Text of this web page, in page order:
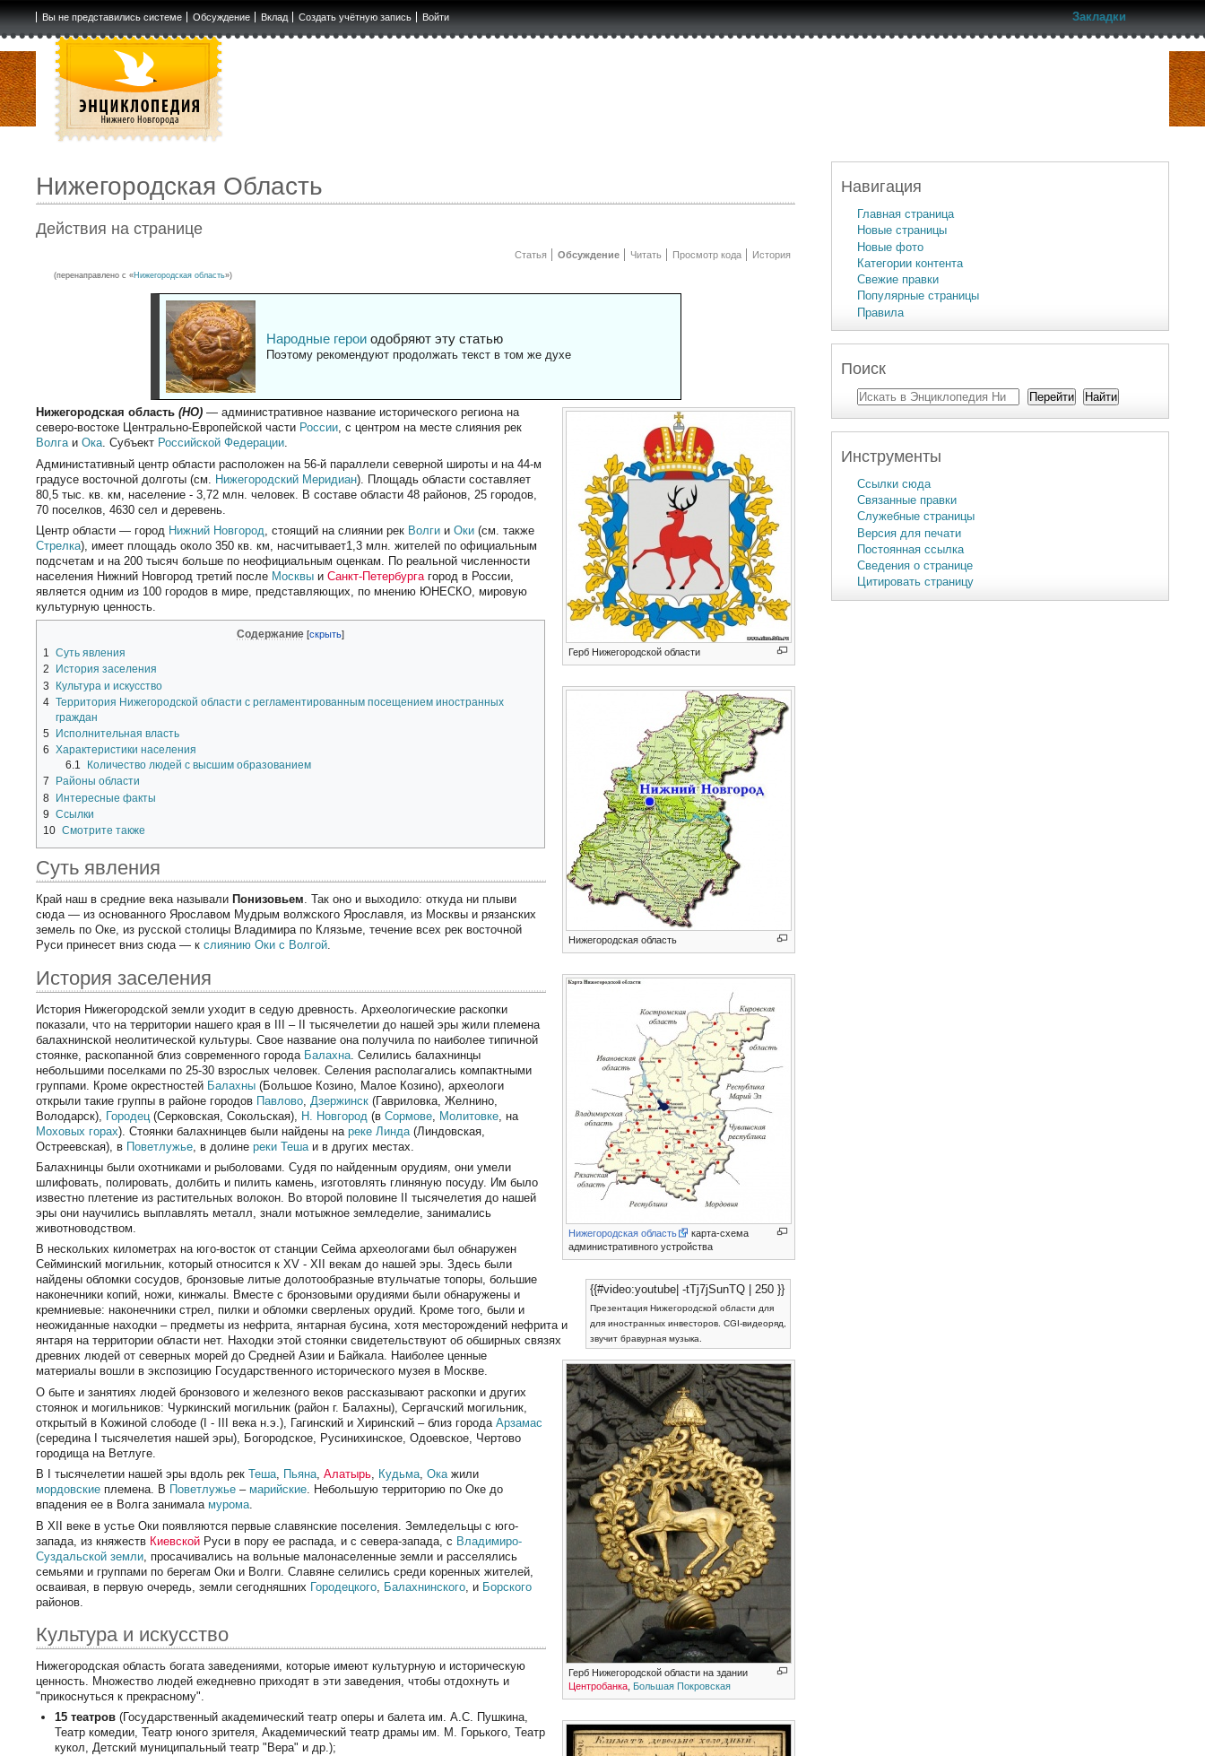
Вы не представились системе Обсуждение Вклад Создать учётную запись Войти Закладки
Нижегородская Область
Действия на странице
Статья Обсуждение Читать Просмотр кода История
(перенаправлено с «Нижегородская область»)
Народные героиодобряют эту статью
Поэтому рекомендуют продолжать текст в том же духе
Герб Нижегородской области
Нижегородская область
Нижегородская область
карта-схема
административного устройства
{{#video:youtube| -tTj7jSunTQ | 250 }}
Презентация Нижегородской области для
для иностранных инвесторов. CGI-видеоряд,
звучит бравурная музыка.
Герб Нижегородской области на здании
Центробанка Большая Покровская
Нижегородская область(НО) — административное название исторического региона на
северо-востоке Центрально-Европейской части России, с центром на месте слияния рек
ВолгаиОка. Субъект Российской Федерации.
Администативный центр области расположен на 56-й параллели северной широты и на 44-м
градусе восточной долготы (см. Нижегородский Меридиан). Площадь области составляет
80,5 тыс. кв. км, население - 3,72 млн. человек. В составе области 48 районов, 25 городов,
70 поселков, 4630 сел и деревень.
Центр области — город Нижний Новгород, стоящий на слиянии рек Волги иОки (см. также
Стрелка), имеет площадь около 350 кв. км, насчитывает1,3 млн. жителей по официальным
подсчетам и на 200 тысяч больше по неофициальным оценкам. По реальной численности
населения Нижний Новгород третий после Москвы иСанкт-Петербургагород в России,
является одним из 100 городов в мире, представляющих, по мнению ЮНЕСКО, мировую
культурную ценность.
Содержание
1 Суть явления
2
История заселения
3
Культура и искусство
4 Территория Нижегородской области с регламентированным посещением иностранных
граждан
5
Исполнительная власть
6 Характеристики населения
6.1
Количество людей с высшим образованием
7
Районы области
8 Интересные факты
9 Ссылки
10 Смотрите также
Суть явления
Край наш в средние века называли Понизовьем. Так оно и выходило: откуда ни плыви
сюда — из основанного Ярославом Мудрым волжского Ярославля, из Москвы и рязанских
земель по Оке, из русской столицы Владимира по Клязьме, течение всех рек восточной
Руси принесет вниз сюда — кслиянию Оки с Волгой.
История заселения
История Нижегородской земли уходит в седую древность. Археологические раскопки
показали, что на территории нашего края в III – II тысячелетии до нашей эры жили племена
балахнинской неолитической культуры. Свое название она получила по наиболее типичной
стоянке, раскопанной близ современного города Балахна . Селились балахнинцы
небольшими поселками по 25-30 взрослых человек. Селения располагались компактными
группами. Кроме окрестностей Балахны (Большое Козино, Малое Козино), археологи
открыли такие группы в районе городов Павлово Дзержинск (Гавриловка, Желнино,
Володарск), Городец (Серковская, Сокольская), Н. Новгород (вСормове Молитовке , на
Моховых горах). Стоянки балахнинцев были найдены нареке Линда (Линдовская,
Остреевская), в Поветлужье , в долинереки Теша и в других местах.
Балахнинцы были охотниками и рыболовами. Судя по найденным орудиям, они умели
шлифовать, полировать, долбить и пилить камень, изготовлять глиняную посуду. Им было
известно плетение из растительных волокон. Во второй половине II тысячелетия до нашей
эры они научились выплавлять металл, знали мотыжное земледелие, занимались
животноводством.
В нескольких километрах на юго-восток от станции Сейма археологами был обнаружен
Сейминский могильник, который относится к XV - XII векам до нашей эры. Здесь были
найдены обломки сосудов, бронзовые литые долотообразные втульчатые топоры, большие
наконечники копий, ножи, кинжалы. Вместе с бронзовыми орудиями были обнаружены и
кремниевые: наконечники стрел, пилки и обломки сверленых орудий. Кроме того, были и
неожиданные находки – предметы из нефрита, янтарная бусина, хотя месторождений нефрита и
янтаря на территории области нет. Находки этой стоянки свидетельствуют об обширных связях
древних людей от северных морей до Средней Азии и Байкала. Наиболее ценные
материалы вошли в экспозицию Государственного исторического музея в Москве.
О быте и занятиях людей бронзового и железного веков рассказывают раскопки и других
стоянок и могильников: Чуркинский могильник (район г. Балахны), Сергачский могильник,
открытый в Кожиной слободе (I - III века н.э.), Гагинский и Хиринский – близ городаАрзамас
(середина I тысячелетия нашей эры), Богородское, Русинихинское, Одоевское, Чертово
городища на Ветлуге.
В I тысячелетии нашей эры вдоль рекТеша, Пьяна,Алатырь, Кудьма,Окажили
мордовские племена. В Поветлужье – марийские. Небольшую территорию по Оке до
впадения ее в Волга занимала мурома.
В XII веке в устье Оки появляются первые славянские поселения. Земледельцы с юго-
запада, из княжеств Киевской Руси в пору ее распада, и с севера-запада, с Владимиро-
Суздальской земли , просачивались на вольные малонаселенные земли и расселялись
семьями и группами по берегам Оки и Волги. Славяне селились среди коренных жителей,
осваивая, в первую очередь, земли сегодняшних Городецкого Балахнинского , и Борского
районов.
Культура и искусство
Нижегородская область богата заведениями, которые имеют культурную и историческую
ценность. Множество людей ежедневно приходят в эти заведения, чтобы отдохнуть и
"прикоснуться к прекрасному".
15 театров(Государственный академический театр оперы и балета им. А.С. Пушкина,
Театр комедии, Театр юного зрителя, Академический театр драмы им. М. Горького, Театр
кукол, Детский муниципальный театр "Вера" и др.);
Навигация
Главная страница
Новые страницы
Новые фото
Категории контента
Свежие правки
Популярные страницы
Правила
Поиск
Инструменты
Ссылки сюда
Связанные правки
Служебные страницы
Версия для печати
Постоянная ссылка
Сведения о странице
Цитировать страницу